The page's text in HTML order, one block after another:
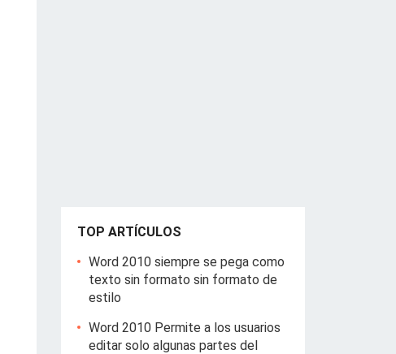
TOP ARTÍCULOS
Word 2010 siempre se pega como
texto sin formato sin formato de
estilo
Word 2010 Permite a los usuarios
editar solo algunas partes del